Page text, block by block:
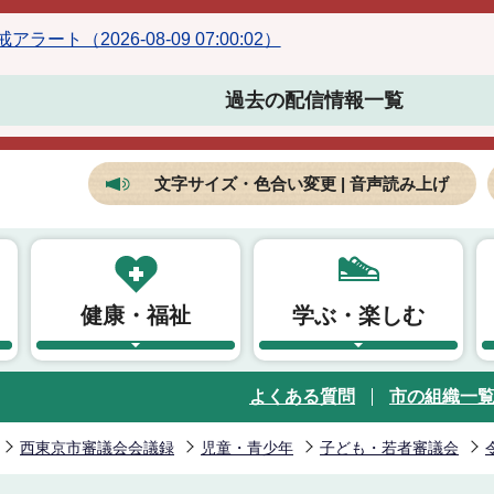
アラート（2026-08-09 07:00:02）
過去の配信情報一覧
文字サイズ・色合い変更 | 音声読み上げ
健康・福祉 学ぶ・楽しむ
よくある質問 市の組織一覧
西東京市審議会会議録 児童・青少年 子ども・若者審議会